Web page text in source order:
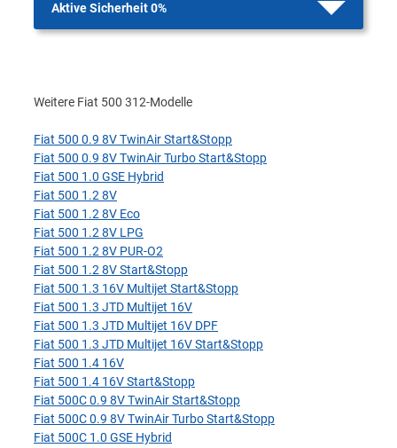
Aktive Sicherheit 0%
Weitere Fiat 500 312-Modelle
Fiat 500 0.9 8V TwinAir Start&Stopp
Fiat 500 0.9 8V TwinAir Turbo Start&Stopp
Fiat 500 1.0 GSE Hybrid
Fiat 500 1.2 8V
Fiat 500 1.2 8V Eco
Fiat 500 1.2 8V LPG
Fiat 500 1.2 8V PUR-O2
Fiat 500 1.2 8V Start&Stopp
Fiat 500 1.3 16V Multijet Start&Stopp
Fiat 500 1.3 JTD Multijet 16V
Fiat 500 1.3 JTD Multijet 16V DPF
Fiat 500 1.3 JTD Multijet 16V Start&Stopp
Fiat 500 1.4 16V
Fiat 500 1.4 16V Start&Stopp
Fiat 500C 0.9 8V TwinAir Start&Stopp
Fiat 500C 0.9 8V TwinAir Turbo Start&Stopp
Fiat 500C 1.0 GSE Hybrid